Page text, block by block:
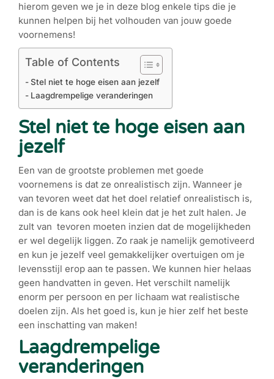
hierom geven we je in deze blog enkele tips die je
kunnen helpen bij het volhouden van jouw goede
voornemens!
Table of Contents
Stel niet te hoge eisen aan jezelf
Laagdrempelige veranderingen
Stel niet te hoge eisen aan
jezelf
Een van de grootste problemen met goede
voornemens is dat ze onrealistisch zijn. Wanneer je
van tevoren weet dat het doel relatief onrealistisch is,
dan is de kans ook heel klein dat je het zult halen. Je
zult van tevoren moeten inzien dat de mogelijkheden
er wel degelijk liggen. Zo raak je namelijk gemotiveerd
en kun je jezelf veel gemakkelijker overtuigen om je
levensstijl erop aan te passen. We kunnen hier helaas
geen handvatten in geven. Het verschilt namelijk
enorm per persoon en per lichaam wat realistische
doelen zijn. Als het goed is, kun je hier zelf het beste
een inschatting van maken!
Laagdrempelige
veranderingen